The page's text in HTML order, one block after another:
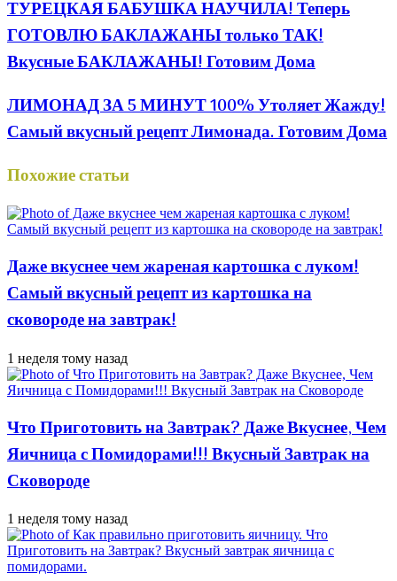
ТУРЕЦКАЯ БАБУШКА НАУЧИЛА! Теперь
ГОТОВЛЮ БАКЛАЖАНЫ только ТАК!
Вкусные БАКЛАЖАНЫ! Готовим Дома
ЛИМОНАД ЗА 5 МИНУТ 100% Утоляет Жажду!
Самый вкусный рецепт Лимонада. Готовим Дома
Похожие статьи
Даже вкуснее чем жареная картошка с луком!
Самый вкусный рецепт из картошка на
сковороде на завтрак!
1 неделя тому назад
Что Приготовить на Завтрак? Даже Вкуснее, Чем
Яичница с Помидорами!!! Вкусный Завтрак на
Сковороде
1 неделя тому назад